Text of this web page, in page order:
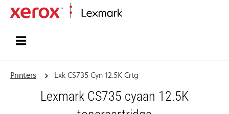
Printers Lxk CS735 Cyn 12.5K Crtg
Lexmark CS735 cyaan 12.5K